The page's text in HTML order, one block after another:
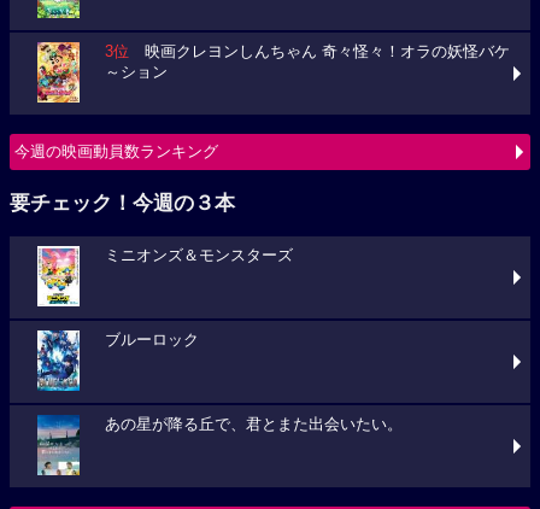
3位 映画クレヨンしんちゃん 奇々怪々！オラの妖怪バケ
～ション
今週の映画動員数ランキング
要チェック！今週の３本
ミニオンズ＆モンスターズ
ブルーロック
あの星が降る丘で、君とまた出会いたい。